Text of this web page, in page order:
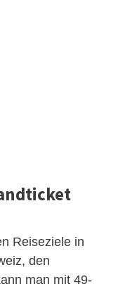
Reiseziele in
den
man mit 49-